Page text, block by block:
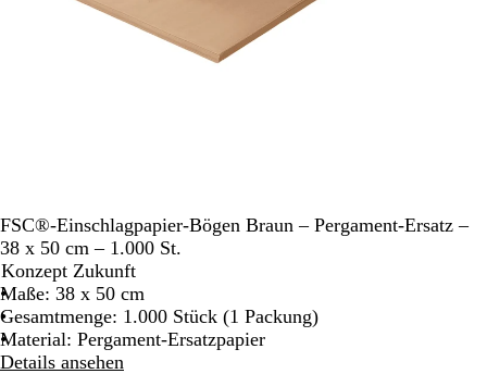
Schwenken.
FSC®-Einschlagpapier-Bögen Braun – Pergament-Ersatz –
38 x 50 cm – 1.000 St.
Konzept Zukunft
Maße: 38 x 50 cm
Gesamtmenge: 1.000 Stück (1 Packung)
Material: Pergament-Ersatzpapier
Details ansehen